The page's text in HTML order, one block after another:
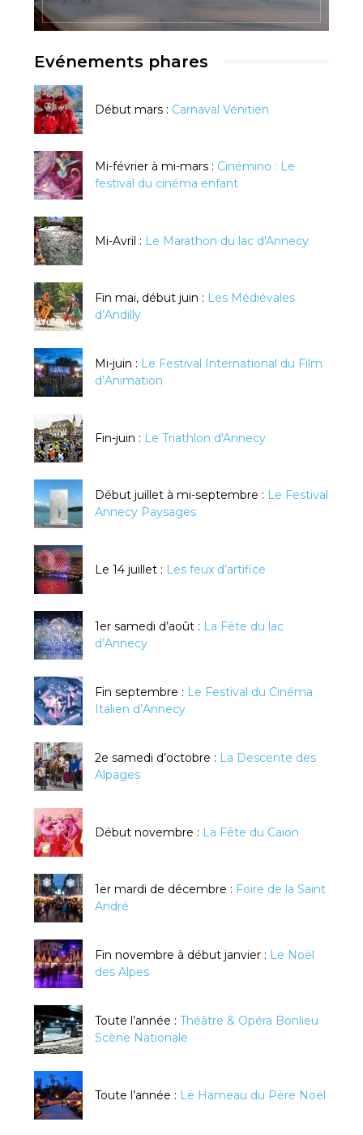
Evénements phares
Début mars : Carnaval Vénitien
Mi-février à mi-mars : Cinémino : Le
festival du cinéma enfant
Mi-Avril : Le Marathon du lac d'Annecy
Fin mai, début juin : Les Médiévales
d’Andilly
Mi-juin : Le Festival International du Film
d’Animation
Fin-juin : Le Triathlon d'Annecy
Début juillet à mi-septembre : Le Festival
Annecy Paysages
Le 14 juillet : Les feux d’artifice
1er samedi d’août : La Fête du lac
d’Annecy
Fin septembre : Le Festival du Cinéma
Italien d’Annecy
2e samedi d’octobre : La Descente des
Alpages
Début novembre : La Fête du Caïon
1er mardi de décembre : Foire de la Saint
André
Fin novembre à début janvier : Le Noël
des Alpes
Toute l’année : Théâtre & Opéra Bonlieu
Scène Nationale
Toute l’année : Le Hameau du Père Noël